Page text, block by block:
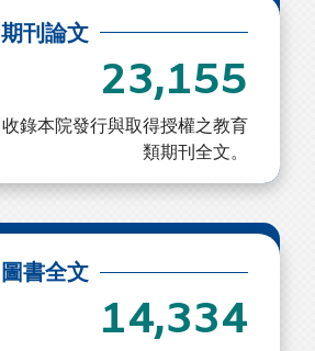
期刊論文
23,155
收錄本院發行與取得授權之教育
類期刊全文。
圖書全文
14,334